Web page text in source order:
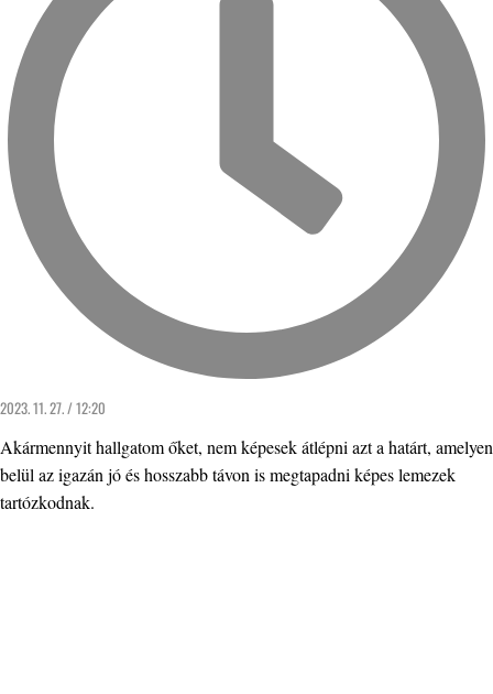
2023. 11. 27. / 12:20
Akármennyit hallgatom őket, nem képesek átlépni azt a határt, amelyen
belül az igazán jó és hosszabb távon is megtapadni képes lemezek
tartózkodnak.